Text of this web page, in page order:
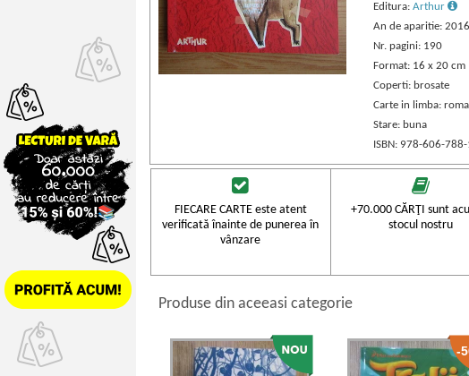
Editura: Arthur
An de aparitie: 2016
Nr. pagini: 190
Format: 16 x 20 cm
Coperti: brosate
Carte in limba:
Stare: buna
ISBN: 978-606-
FIECARE CARTE este atent
verificată înainte de punerea în
vânzare
+70.000 CĂRŢI sunt
stocul nostru
Produse din aceeasi categorie
-